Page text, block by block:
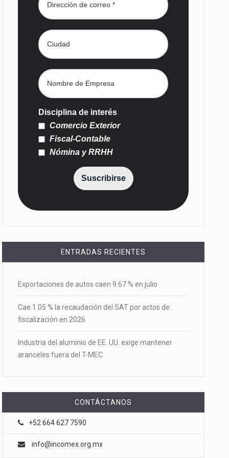
Disciplina de interés
Comercio Exterior
Fiscal-Contable
Nómina y RRHH
Suscribirse
ENTRADAS RECIENTES
Exportaciones de autos caen 9.67 % en julio
Cae 1.05 % la recaudación del SAT por actos de
fiscalización en 2026
Industria del aluminio de EE. UU. exige mantener
aranceles fuera del T-MEC
CONTÁCTANOS
+52 664 627 7590
info@incomex.org.mx